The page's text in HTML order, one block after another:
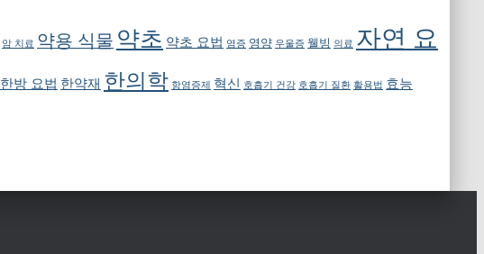
암 치료 약용 식물 약초 약초 요법 염증 영양 우울증 웰빙 의료 자연 요
한방 요법 한약재 한의학 항염증제 혁신 호흡기 건강 호흡기 질환 활용법 효능